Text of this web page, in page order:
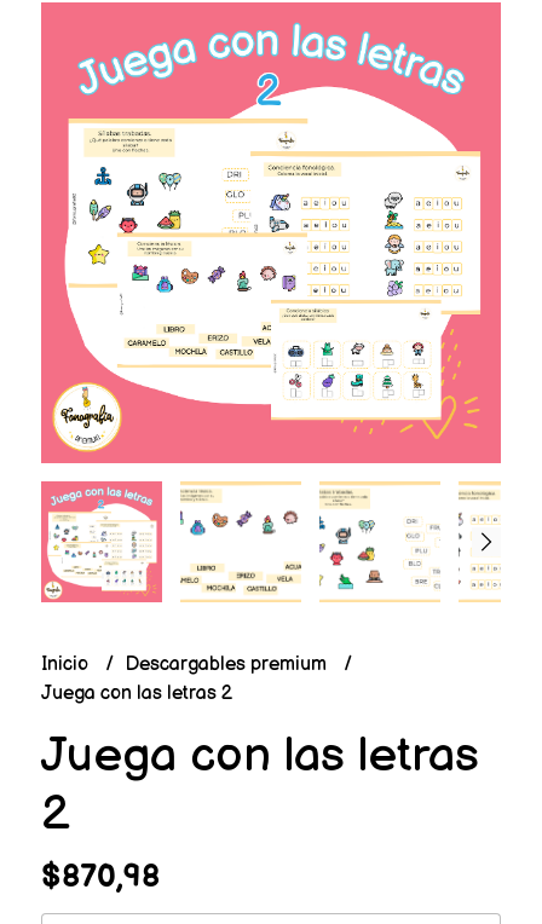
Inicio
Descargables premium
Juega con las letras 2
Juega con las letras
2
$870,98